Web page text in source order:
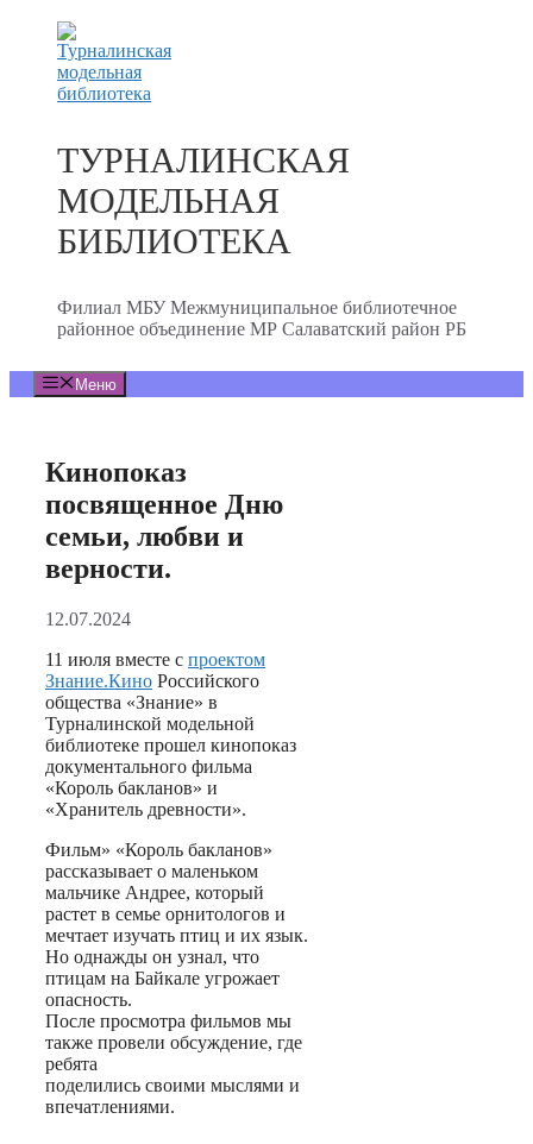
Перейти
содержимому
ТУРНАЛИНСКАЯ
МОДЕЛЬНАЯ
БИБЛИОТЕКА
Филиал МБУ Межмуниципальное библиотечное
районное объединение МР Салаватский район РБ
Меню
Кинопоказ
посвященное Дню
семьи, любви и
верности.
12.07.2024
11 июля вместе с проектом
Знание.Кино Российского
общества «Знание» в
Турналинской модельной
библиотеке прошел кинопоказ
документального фильма
«Король бакланов» и
«Хранитель древности».
Фильм» «Король бакланов»
рассказывает о маленьком
мальчике Андрее, который
растет в семье орнитологов и
мечтает изучать птиц и их язык.
Но однажды он узнал, что
птицам на Байкале угрожает
опасность.
После просмотра фильмов мы
также провели обсуждение, где
ребята
поделились своими мыслями и
впечатлениями.